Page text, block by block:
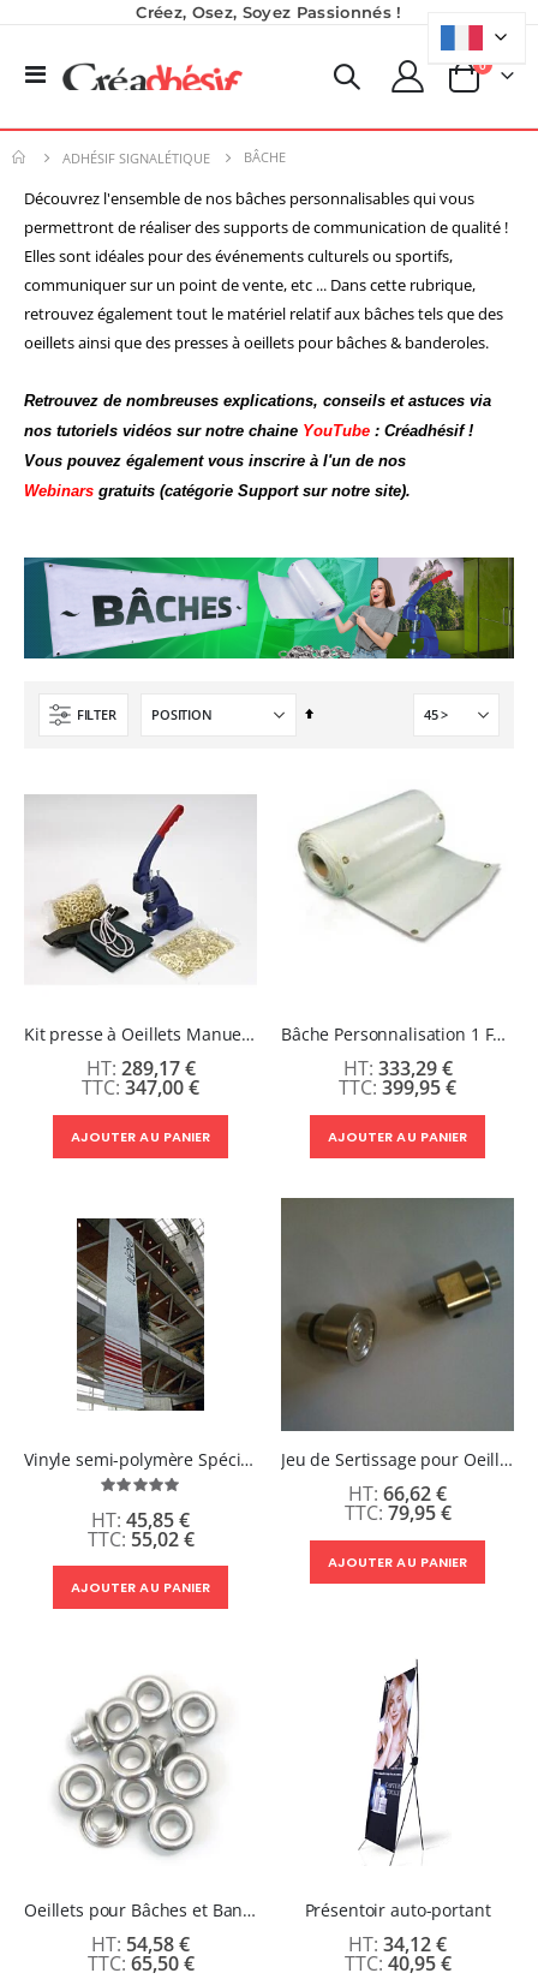
Créez, Osez, Soyez Passionnés !
Basculer
Panier
0produits
ADHÉSIF SIGNALÉTIQUE BÂCHE
Découvrez l'ensemble de nos bâches personnalisables qui vous
permettront de réaliser des supports de communication de qualité !
Elles sont idéales pourdes événements culturels ou sportifs,
communiquer sur un point de vente, etc ... Dans cette rubrique,
retrouvez également tout le matériel relatif aux bâches tels que des
oeillets ainsi que des presses à oeillets pour bâches & banderoles.
Retrouvez de nombreuses explications, conseils et astuces via
nos tutoriels vidéos sur notre chaine YouTube : Créadhésif !
Vous pouvez également vous inscrire à l'un de nos
Webinars gratuits (catégorie Support sur notre site).
FILTER
Par
Kit presse à Oeillets Manuelle avec 1000 œillets 10 mm Nickel
347,00 €
289,17 €
AJOUTER AU PANIER
Bâche Personnalisation 1 Face - Rouleaux
399,95 €
333,29 €
AJOUTER AU PANIER
Vinyle semi-polymère Spécial Bâche - Blanc & Noir -
Évaluation:
55,02 €
45,85 €
AJOUTER AU PANIER
Jeu de Sertissage pour Oeillets
79,95 €
66,62 €
AJOUTER AU PANIER
Oeillets pour Bâches et Banderoles
65,50 €
54,58 €
Présentoir auto-portant
40,95 €
34,12 €
Rating:
0%
8 990,00 €
7 491,67 €
1 621,14 €
1 350,95 €
Pack 6L Encres pour transfert DTF avec solution de nettoyage
Rating:
289,00 €
7,92 €
À partir de
59,99 €
49,99 €